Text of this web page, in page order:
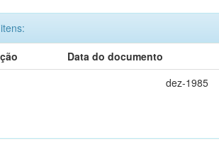
Data do documento
dez-1985